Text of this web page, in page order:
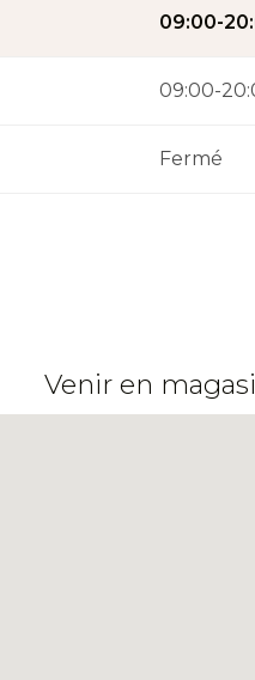
09:00-
09:00-
Fermé
Venir en